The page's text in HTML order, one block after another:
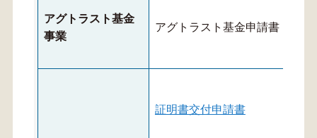
アグトラスト基金
事業
アグトラスト基金申請書
証明書交付申請書